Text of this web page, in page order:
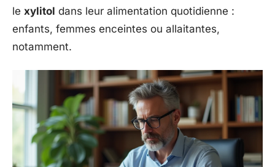
le xylitol dans leur alimentation quotidienne :
enfants, femmes enceintes ou allaitantes,
notamment.